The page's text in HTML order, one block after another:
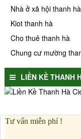
Nhà ở xã hội thanh hà
Kiot thanh hà
Cho thuê thanh hà
Chung cư mường
LIỀN KỀ THANH
Tư vấn miễn phí !